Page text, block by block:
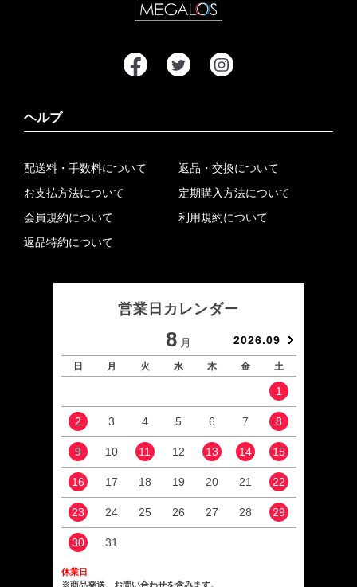
ヘルプ
配送料・手数料について
お支払方法について
会員規約について
返品特約について
返品・交換について
定期購入方法について
利用規約について
営業日カレンダー
8 月 2026.09
日 月 火 水 木 金 土
1
2 3 4 5 6 7 8
9 10 11 12 13 14 15
16 17 18 19 20 21 22
23 24 25 26 27 28 29
30 31
休業日
※商品発送、お問い合わせを含みます。